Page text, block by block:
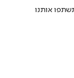
אותנו